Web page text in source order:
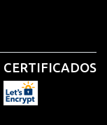
CERTIFICADOS